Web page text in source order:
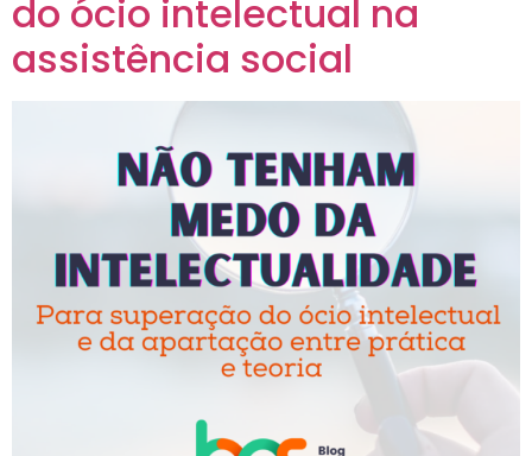
do ócio intelectual na
assistência social